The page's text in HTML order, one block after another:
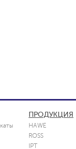
ПРОДУКЦИЯ
HAWE
ROSS
IPT